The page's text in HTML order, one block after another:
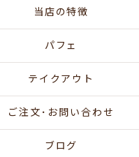
当店の特徴
パフェ
テイクアウト
ご注文･お問い合わせ
ブログ